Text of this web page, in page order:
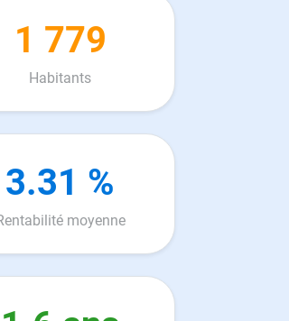
1 779
Habitants
3.31 %
moyenne